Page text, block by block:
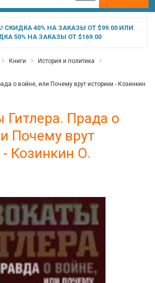
40% НА ЗАКАЗЫ ОТ $99.00 ИЛИ
50% НА ЗАКАЗЫ ОТ $169.00
Книги
История и политика
о войне, или Почему врут историки - Козинкин
Гитлера. Прада о
Почему врут
- Козинкин О.